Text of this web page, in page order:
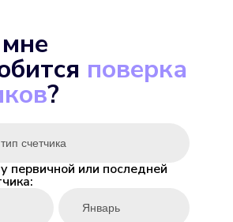
Подробнее
Выбрать
ENBRA для горячей
поверка
?
первичной или последней